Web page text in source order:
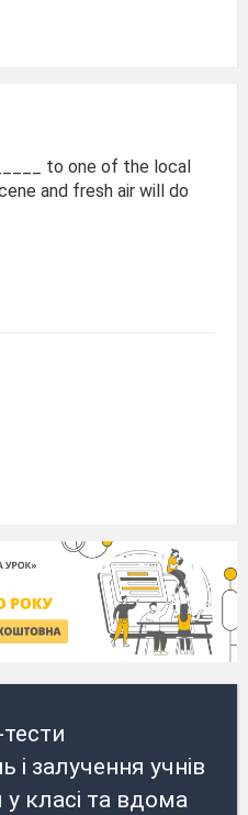
to one of the local
and fresh air will do
залучення учнів
класі та вдома